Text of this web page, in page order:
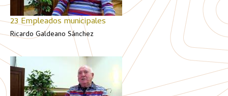
23 Empleados municipales
Ricardo Galdeano Sánchez